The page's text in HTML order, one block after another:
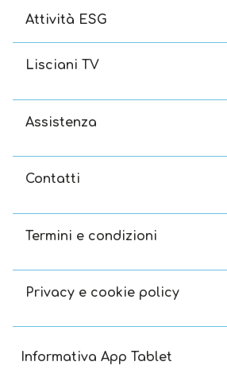
Attività ESG
Lisciani TV
Assistenza
Contatti
Termini e condizioni
Privacy e cookie policy
Informativa App Tablet